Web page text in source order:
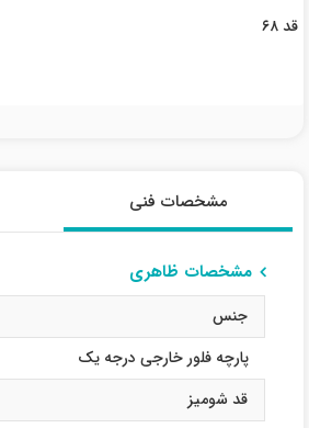
قد ۶۸
مشخصات فنی
مشخصات ظاهری
جنس
پارچه فلور خارجی درجه یک
قد شومیز